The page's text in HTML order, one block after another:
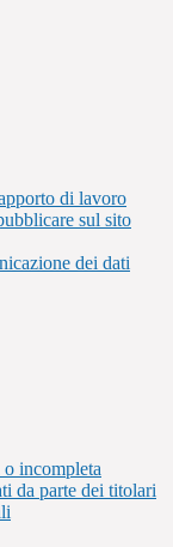
di lavoro
sul sito
dei dati
o incompleta
da parte dei titolari